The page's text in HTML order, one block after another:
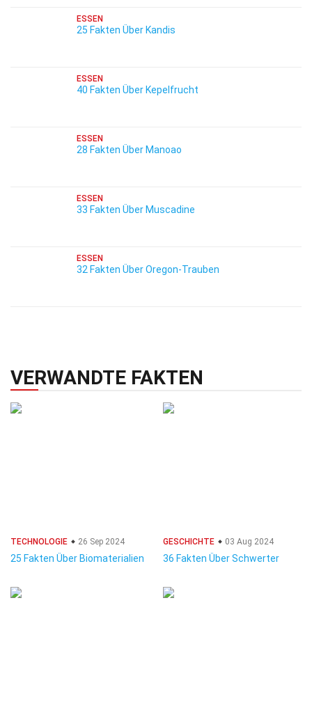
ESSEN
25 Fakten Über Kandis
ESSEN
40 Fakten Über Kepelfrucht
ESSEN
28 Fakten Über Manoao
ESSEN
33 Fakten Über Muscadine
ESSEN
32 Fakten Über Oregon-Trauben
VERWANDTE FAKTEN
TECHNOLOGIE 26 Sep 2024
25 Fakten Über Biomaterialien
GESCHICHTE 03 Aug 2024
36 Fakten Über Schwerter